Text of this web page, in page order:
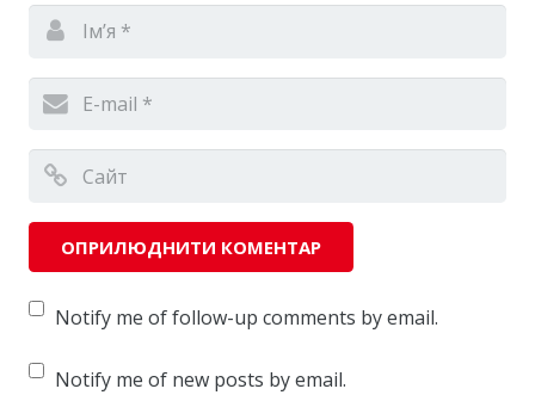
Notify me of follow-up comments by email.
Notify me of new posts by email.